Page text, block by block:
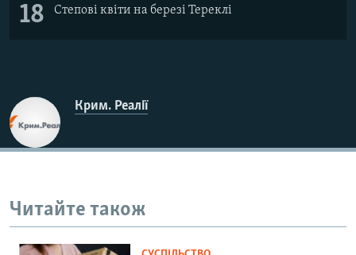
18 Степові квіти на березі Тереклі
Крим. Реалії
Читайте також